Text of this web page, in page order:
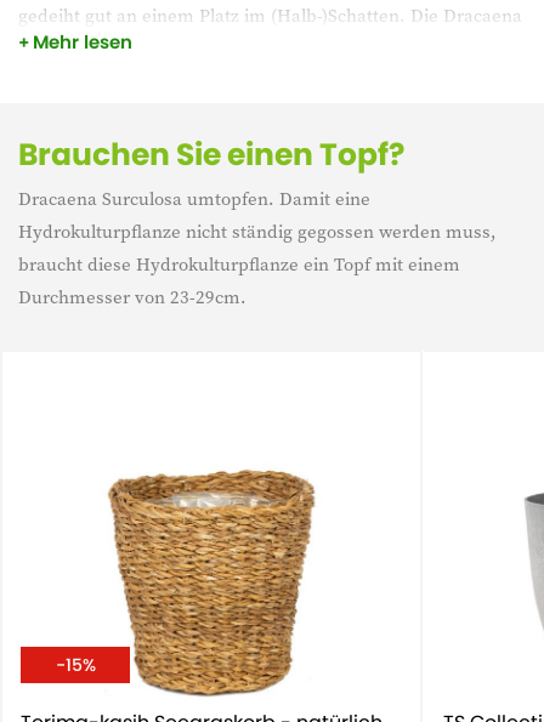
gedeiht gut an einem Platz im (Halb-)Schatten. Die Dracaena
verbraucht sehr wenig Wasser. Geben Sie ihr einen schönen
Mehr lesen
Brauchen Sie einen Topf?
Dracaena Surculosa umtopfen. Damit eine
Hydrokulturpflanze nicht ständig gegossen werden muss,
braucht diese Hydrokulturpflanze ein Topf mit einem
Durchmesser von 23-29cm.
-15%